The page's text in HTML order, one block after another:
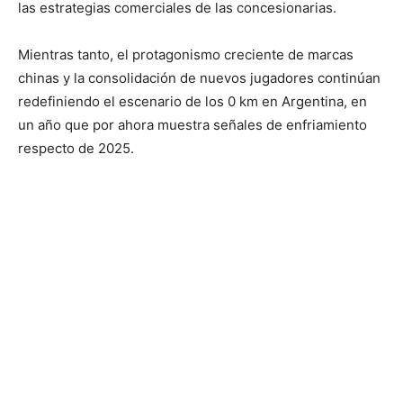
las estrategias comerciales de las concesionarias.
Mientras tanto, el protagonismo creciente de marcas
chinas y la consolidación de nuevos jugadores continúan
redefiniendo el escenario de los 0 km en Argentina, en
un año que por ahora muestra señales de enfriamiento
respecto de 2025.